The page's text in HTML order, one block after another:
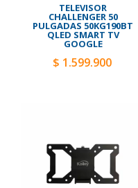
TELEVISOR
CHALLENGER 50
PULGADAS 50KG190BT
QLED SMART TV
GOOGLE
$ 1.599.900